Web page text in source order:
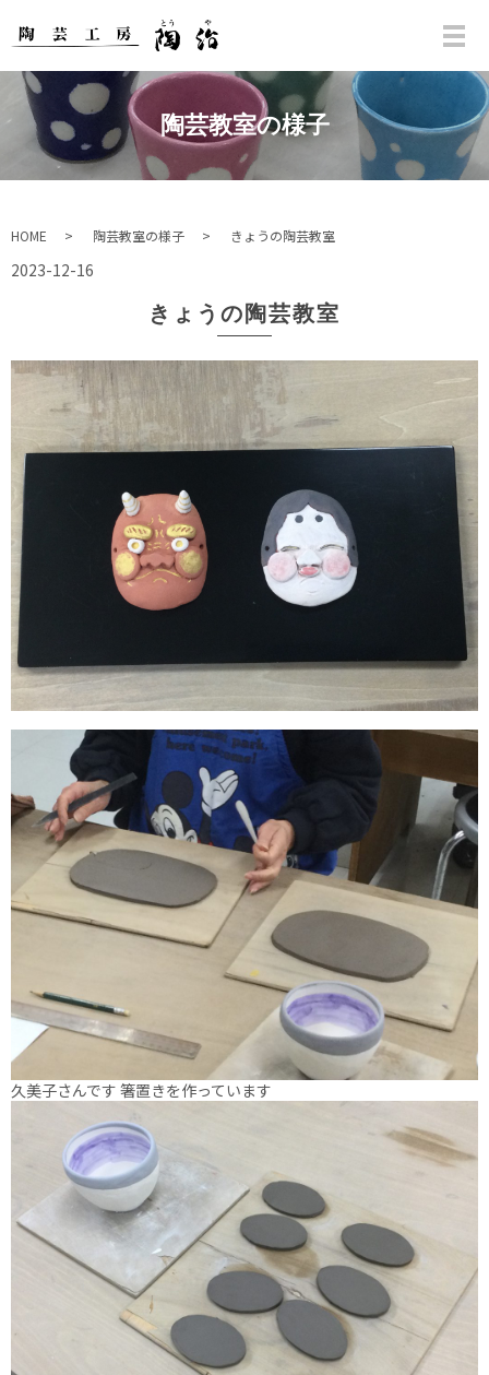
陶芸教室の様子
HOME 陶芸教室の様子 きょうの陶芸教室
2023-12-16
きょうの陶芸教室
久美子さんです 箸置きを作っています